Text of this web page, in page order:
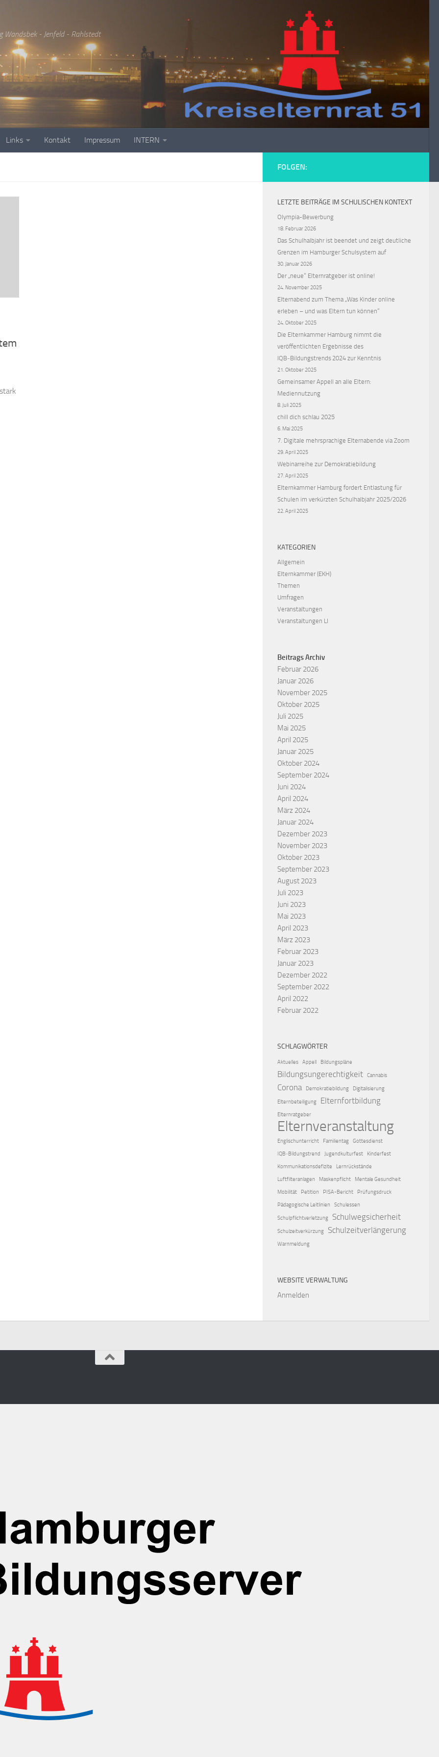
Wandsbek - Jenfeld - Rahlstedt
Links Kontakt Impressum INTERN
FOLGEN:
LETZTE BEITRÄGE IM SCHULISCHEN KONTEXT
Olympia-Bewerbung
18. Februar 2026
Das Schulhalbjahr ist beendet und zeigt deutliche
Grenzen im Hamburger Schulsystem auf
30. Januar 2026
Der „neue“ Elternratgeber ist online!
24. November 2025
Elternabend zum Thema „Was Kinder online
erleben – und was Eltern tun können“
24. Oktober 2025
Die Elternkammer Hamburg nimmt die
veröffentlichten Ergebnisse des
IQB‑Bildungstrends 2024 zur Kenntnis
21. Oktober 2025
Gemeinsamer Appell an alle Eltern:
Mediennutzung
8. Juli 2025
chill dich schlau 2025
6. Mai 2025
7. Digitale mehrsprachige Elternabende via Zoom
29. April 2025
Webinarreihe zur Demokratiebildung
27. April 2025
Elternkammer Hamburg fordert Entlastung für
Schulen im verkürzten Schulhalbjahr 2025/2026
22. April 2025
KATEGORIEN
Allgemein
Elternkammer (EKH)
Themen
Umfragen
Veranstaltungen
Veranstaltungen LI
Beitrags Archiv
Februar 2026
Januar 2026
November 2025
Oktober 2025
Juli 2025
Mai 2025
April 2025
Januar 2025
Oktober 2024
September 2024
Juni 2024
April 2024
März 2024
Januar 2024
Dezember 2023
November 2023
Oktober 2023
September 2023
August 2023
Juli 2023
Juni 2023
Mai 2023
April 2023
März 2023
Februar 2023
Januar 2023
Dezember 2022
September 2022
April 2022
Februar 2022
SCHLAGWÖRTER
Aktuelles Appell Bildungspläne
Bildungsungerechtigkeit Cannabis
Corona Demokratiebildung Digitalisierung
Elternbeteiligung Elternfortbildung
Elternratgeber
Elternveranstaltung
Englischunterricht Familientag
Gottesdienst
IQB‑Bildungstrend
Jugendkulturfest
Kinderfest
Kommunikationsdefizite
Lernrückstände
Luftfilteranlagen
Maskenpflicht
Mentale Gesundheit
Mobilität
Petition PISA-Bericht
Prüfungsdruck
Pädagogische Leitlinien
Schulessen
Schulpflichtverletzung Schulwegsicherheit
Schulzeitverkürzung Schulzeitverlängerung
Warnmeldung
WEBSITE VERWALTUNG
Anmelden